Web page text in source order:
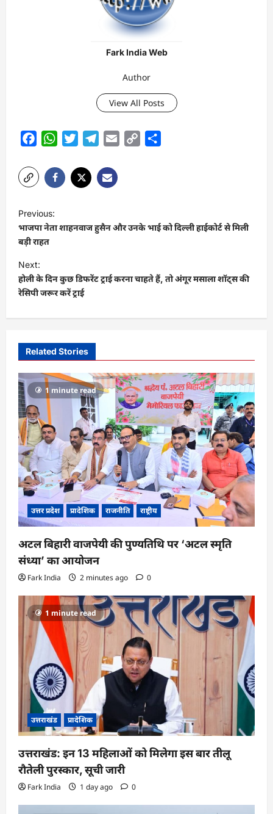
Fark India Web
Author
View All Posts
FacebookWhatsAppTwitterTelegram
Email
Copy
o
s
t
n
a
v
g
a
t
i
o
n
Previous:
भाजपा नेता शाहनवाज हुसैन और उनके भाई को दिल्ली हाईकोर्ट से मिली
बड़ी राहत
Next:
होली के दिन कुछ डिफरेंट ट्राई करना चाहते हैं, तो अंगूर मसाला शॉट्स की
रेसिपी जरूर करें ट्राई
Related Stories
1 minute read
उत्तर प्रदेश प्रादेशिक राजनीति राष्ट्रीय
अटल बिहारी वाजपेयी की पुण्यतिथि पर ‘अटल स्मृति
संध्या’ का आयोजन
Fark India 2 minutes ago 0
1 minute read
उत्तराखंड प्रादेशिक
उत्तराखंड: इन 13 महिलाओं को मिलेगा इस बार तीलू
रौतेली पुरस्कार, सूची जारी
Fark India 1 day ago 0